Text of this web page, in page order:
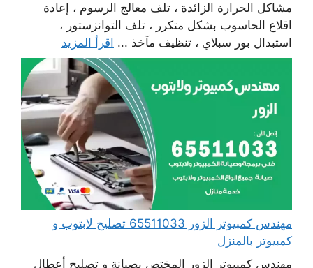
مشاكل الحرارة الزائدة ، تلف معالج الرسوم ، إعادة
اقلاع الحاسوب بشكل متكرر ، تلف التوانزستور ،
استبدال بور سبلاي ، تنظيف مآخذ ... اقرأ المزيد
مهندس كمبيوتر الزور 65511033 تصليح لابتوب و
كمبيوتر بالمنزل
مهندس كمبيوتر الزور المختص بصيانة و تصليح أعطال